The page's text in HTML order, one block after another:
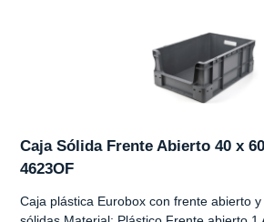
Caja Sólida Frente Abierto 40 x
4623OF
Caja plástica Eurobox con frente abierto